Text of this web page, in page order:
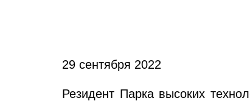
29 сентября 2022
Резидент Парка высоких